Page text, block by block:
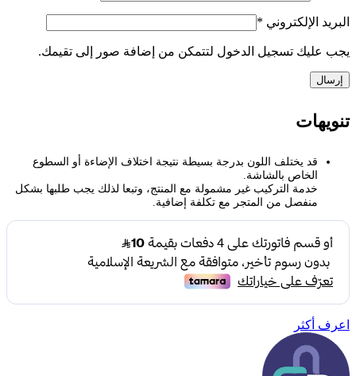
البريد الإلكتروني *
يجب عليك تسجيل الدخول لتتمكن من إضافة صور إلى تقيمك.
تنويهات
قد يختلف اللون بدرجة بسيطة نتيجة اختلاف الإضاءة أو السطوع
الخاص بالشاشة.
خدمة التركيب غير مشمولة مع المنتج، وتبعا لذلك يجب طلبها بشكل
منفصل من المتجر مع تكلفة إضافية.
اعرف أكثر